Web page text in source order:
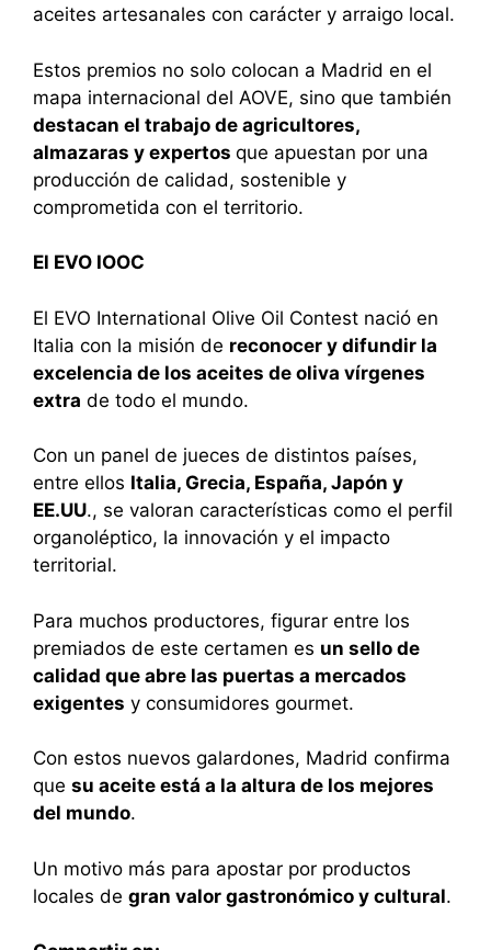
aceites artesanales con carácter y arraigo local.
Estos premios no solo colocan a Madrid en el
mapa internacional del AOVE, sino que también
destacan el trabajo de agricultores,
almazaras y expertos que apuestan por una
producción de calidad, sostenible y
comprometida con el territorio.
El EVO IOOC
El EVO International Olive Oil Contest nació en
Italia con la misión de reconocer y difundir la
excelencia de los aceites de oliva vírgenes
extra de todo el mundo.
Con un panel de jueces de distintos países,
entre ellos Italia, Grecia, España, Japón y
EE.UU., se valoran características como el perfil
organoléptico, la innovación y el impacto
territorial.
Para muchos productores, figurar entre los
premiados de este certamen es un sello de
calidad que abre las puertas a mercados
exigentes y consumidores gourmet.
Con estos nuevos galardones, Madrid confirma
que su aceite está a la altura de los mejores
del mundo.
Un motivo más para apostar por productos
locales de gran valor gastronómico y cultural.